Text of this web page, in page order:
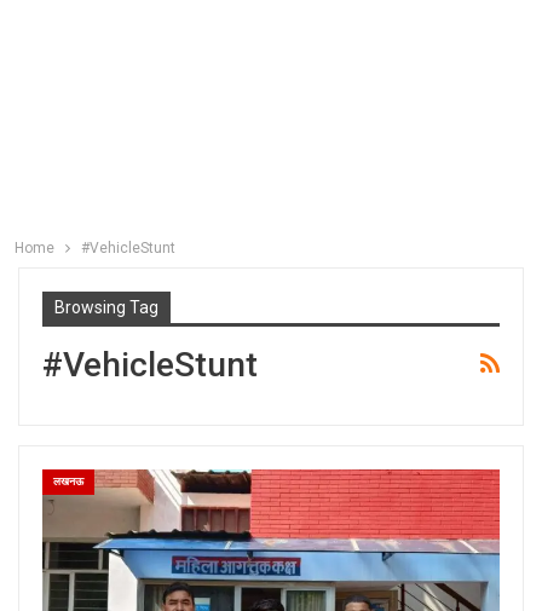
Home #VehicleStunt
Browsing Tag
#VehicleStunt
लखनऊ